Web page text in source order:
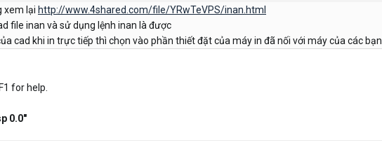
xem lại http://www.4shared.com/file/YRwTeVPS/inan.html
file inan và sử dụng lệnh inan là được
cad khi in trực tiếp thì chọn vào phần thiết đặt của máy in đã nối với máy của các bạn
for help.
0.0"